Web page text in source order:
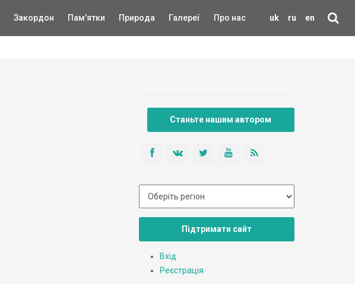
uk ru en
Закордон Пам'ятки Природа Галереї Про нас
Станьте нашим автором
Підтримати сайт
Вхід
Реєстрація